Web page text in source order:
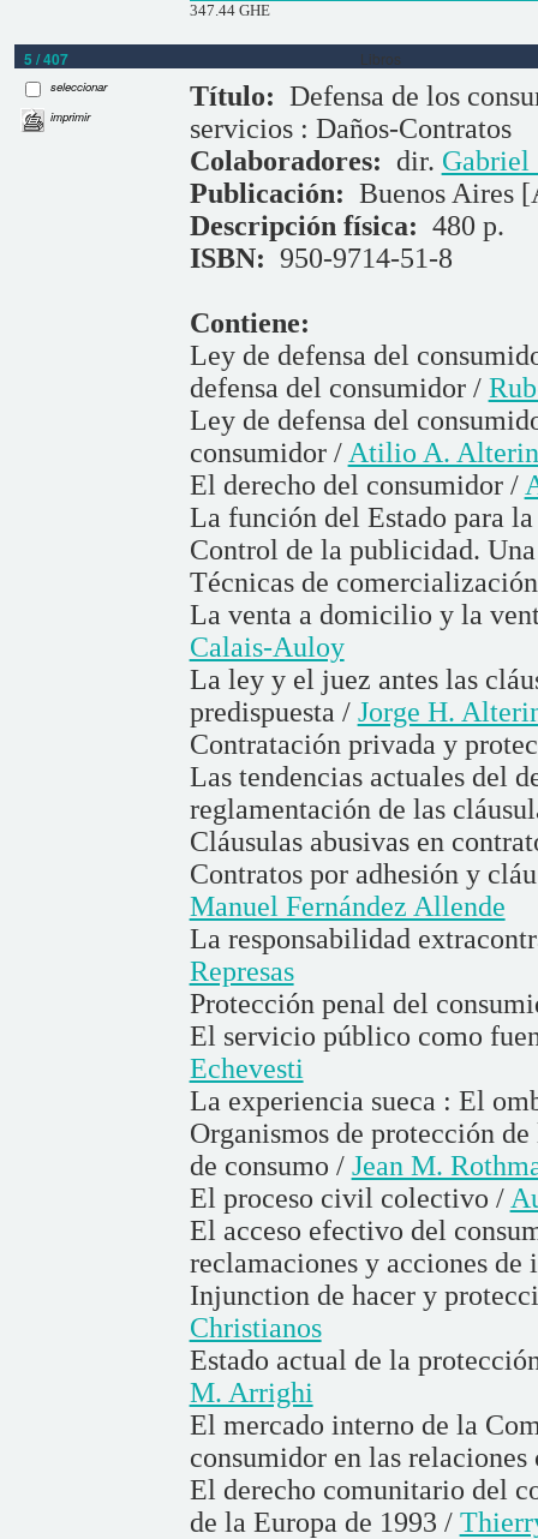
347.44 GHE
5 / 407 Libros
seleccionar
imprimir
Título: Defensa de los
servicios : Daños-Contratos
Colaboradores: dir.
Publicación: Buenos Aires
Descripción física: 480 p.
ISBN: 950-9714-51-8
Contiene:
Ley de defensa del
defensa del consumidor /
Ley de defensa del
consumidor / Atilio A.
El derecho del consumidor /
La función del Estado para
Control de la publicidad.
Técnicas de
La venta a domicilio y la
Calais-Auloy
La ley y el juez antes las
predispuesta / Jorge H.
Contratación privada y
Las tendencias actuales del
reglamentación de las
Cláusulas abusivas en
Contratos por adhesión y
Manuel Fernández Allende
La responsabilidad
Represas
Protección penal del
El servicio público como
Echevesti
La experiencia sueca : El
Organismos de protección
de consumo / Jean M.
El proceso civil colectivo /
El acceso efectivo del
reclamaciones y acciones
Injunction de hacer y
Christianos
Estado actual de la
M. Arrighi
El mercado interno de la
consumidor en las
El derecho comunitario del
de la Europa de 1993 /